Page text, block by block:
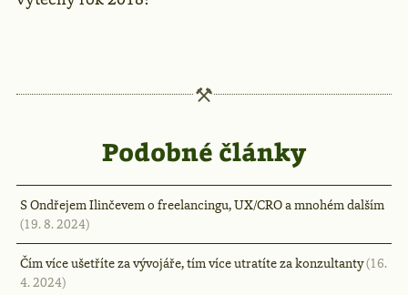
Podobné články
S Ondřejem Ilinčevem o freelancingu, UX/CRO a mnohém dalším
(19. 8. 2024)
Čím více ušetříte za vývojáře, tím více utratíte za konzultanty(16.
4. 2024)